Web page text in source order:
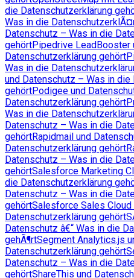
die Datenschutzerklärung
Was in die
Datenschutz – Was in die
gehörtPipedrive LeadBooster
Datenschutzerklärung gehört
Was in die
und Datenschutz – Was in
gehörtPodigee und
Datenschutzerklärung gehört
Was in die
Datenschutz – Was in die
gehörtRapidmail und
Datenschutzerklärung gehört
Datenschutz – Was in die
gehörtSalesforce Marketing
die Datenschutzerklärung
Datenschutz – Was in die
gehörtSalesforce Sales
Datenschutzerklärung gehört
Datenschutz â€“ Was in die
gehÃ¶rtSegment Analytics.js
Datenschutzerklärung gehört
Datenschutz – Was in die
gehörtShareThis und